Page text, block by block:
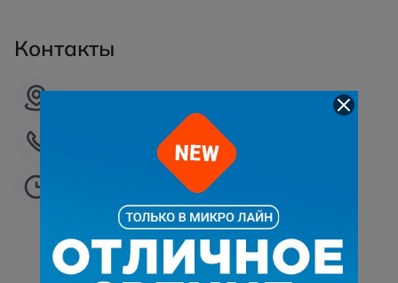
Контакты
+7 (3462)-55-55-99
Ежедневно: 09:00 - 18:00